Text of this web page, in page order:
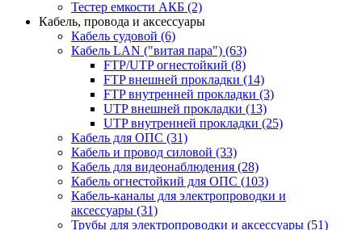
Тестер емкости АКБ (2)
Кабель, провода и аксессуары
Кабель судовой (6)
Кабель LAN ("витая пара") (63)
FTP/UTP огнестойкий (8)
FTP внешней прокладки (14)
FTP внутренней прокладки (3)
UTP внешней прокладки (13)
UTP внутренней прокладки (25)
Кабель для ОПС (31)
Кабель и провод силовой (33)
Кабель для видеонаблюдения (28)
Кабель огнестойкий для ОПС (103)
Кабель-каналы для электропроводки и
аксессуары (31)
Трубы для электропроводки и аксессуары (51)